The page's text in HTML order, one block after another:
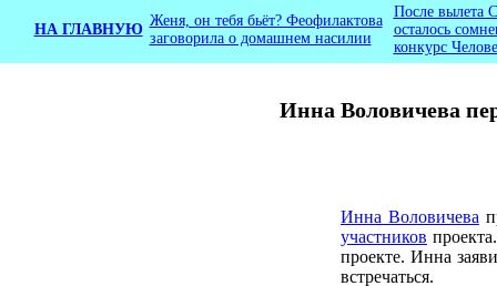
Инна Воловичева
НА ГЛАВНУЮ
Женя, он тебя бьёт? Феофилактова
заговорила о домашнем насилии
После вылета
осталось
конкурс
Инна Воловичева
участников
проекте. Инна
встречаться.